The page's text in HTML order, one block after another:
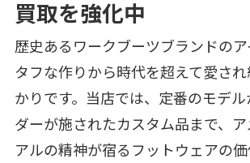
買取を強化中
歴史あるワークブーツブランドの
タフな作りから時代を超えて愛さ
かりです。当店では、定番のモデ
ダーが施されたカスタム品まで、
アルの精神が宿るフットウェアの